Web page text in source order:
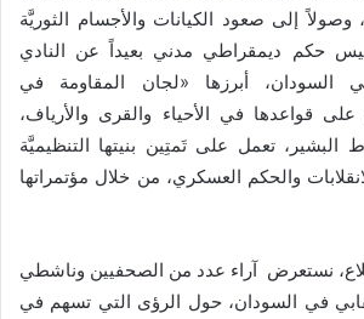
وصولاً إلى صعود الكيانات والأجسام الثوريَّة
حكم ديمقراطي مدني بعيداً عن النادي
السودان، أبرزها «لجان المقاومة في
قواعدها في الأحياء والقرى والأرياف،
تعمل على تَمتِين بنيتها التنظيميَّة
والحكم العسكري، من خلال مؤتمراتها
نستعرض آراء عدد من الصحفيين وناشطي
في السودان، حول الرؤى التي تسهم في